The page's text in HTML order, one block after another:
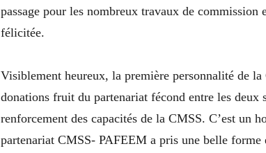
passage pour les nombreux travaux de commission
félicitée.
Visiblement heureux, la première personnalité de
donations fruit du partenariat fécond entre les deux
renforcement des capacités de la CMSS. C’est un
partenariat CMSS- PAFEEM a pris une belle forme